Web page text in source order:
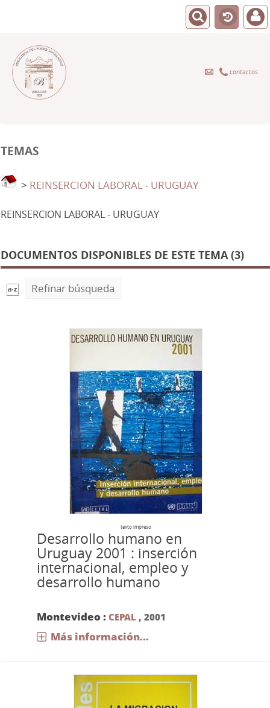
contactos
TEMAS
> REINSERCION LABORAL - URUGUAY
REINSERCION LABORAL - URUGUAY
DOCUMENTOS DISPONIBLES DE ESTE TEMA (3)
Refinar búsqueda
texto impreso
Desarrollo humano en
Uruguay 2001 : inserción
internacional, empleo y
desarrollo humano
Montevideo : CEPAL, 2001
Más información...